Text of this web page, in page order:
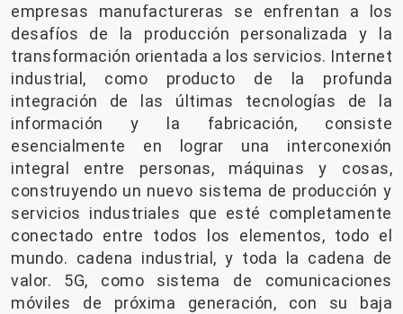
empresas manufactureras se enfrentan a los
desafíos de la producción personalizada y la
transformación orientada a los servicios. Internet
industrial, como producto de la profunda
integración de las últimas tecnologías de la
información y la fabricación, consiste
esencialmente en lograr una interconexión
integral entre personas, máquinas y cosas,
construyendo un nuevo sistema de producción y
servicios industriales que esté completamente
conectado entre todos los elementos, todo el
mundo. cadena industrial, y toda la cadena de
valor. 5G, como sistema de comunicaciones
móviles de próxima generación, con su baja